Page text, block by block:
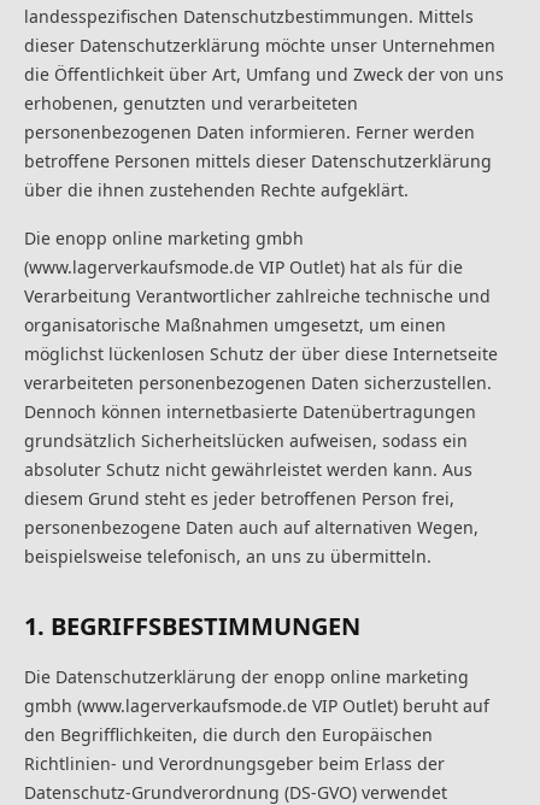
landesspezifischen Datenschutzbestimmungen. Mittels
dieser Datenschutzerklärung möchte unser Unternehmen
die Öffentlichkeit über Art, Umfang und Zweck der von uns
erhobenen, genutzten und verarbeiteten
personenbezogenen Daten informieren. Ferner werden
betroffene Personen mittels dieser Datenschutzerklärung
über die ihnen zustehenden Rechte aufgeklärt.
Die enopp online marketing gmbh
(www.lagerverkaufsmode.de VIP Outlet) hat als für die
Verarbeitung Verantwortlicher zahlreiche technische und
organisatorische Maßnahmen umgesetzt, um einen
möglichst lückenlosen Schutz der über diese Internetseite
verarbeiteten personenbezogenen Daten sicherzustellen.
Dennoch können internetbasierte Datenübertragungen
grundsätzlich Sicherheitslücken aufweisen, sodass ein
absoluter Schutz nicht gewährleistet werden kann. Aus
diesem Grund steht es jeder betroffenen Person frei,
personenbezogene Daten auch auf alternativen Wegen,
beispielsweise telefonisch, an uns zu übermitteln.
1. BEGRIFFSBESTIMMUNGEN
Die Datenschutzerklärung der enopp online marketing
gmbh (www.lagerverkaufsmode.de VIP Outlet) beruht auf
den Begrifflichkeiten, die durch den Europäischen
Richtlinien- und Verordnungsgeber beim Erlass der
Datenschutz-Grundverordnung (DS-GVO) verwendet